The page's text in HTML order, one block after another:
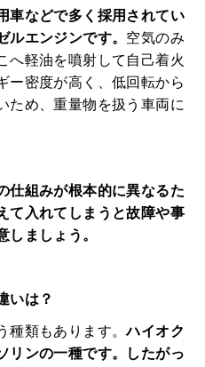
コラム
ネタ
NOW
ンのご紹介
会社
車などで多く採用されてい
ルエンジンです。 空気のみ
へ軽油を噴射して自己着火
ー密度が高く、低回転から
ため、重量物を扱う車両に
仕組みが根本的に異なるた
て入れてしまうと故障や事
しましょう。
いは？
種類もあります。ハイオク
リンの一種です。したがっ